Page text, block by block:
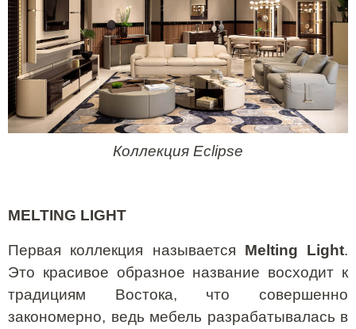
Коллекция Eclipse
MELTING LIGHT
Первая коллекция называется Melting Light.
Это красивое образное название восходит к
традициям Востока, что совершенно
закономерно, ведь мебель разрабатывалась в